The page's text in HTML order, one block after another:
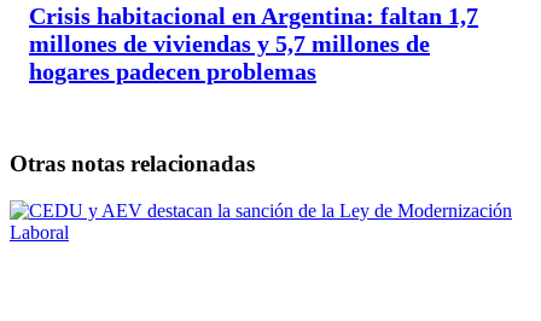
Crisis habitacional en Argentina: faltan 1,7
millones de viviendas y 5,7 millones de
hogares padecen problemas
Otras notas relacionadas